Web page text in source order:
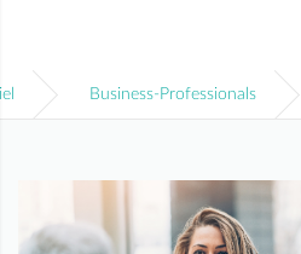
Business-Professionals